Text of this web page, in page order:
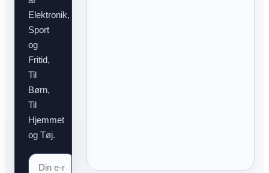
Elektronik,
Sport
og
Fritid,
Til
Børn,
Til
Hjemmet
og Tøj.